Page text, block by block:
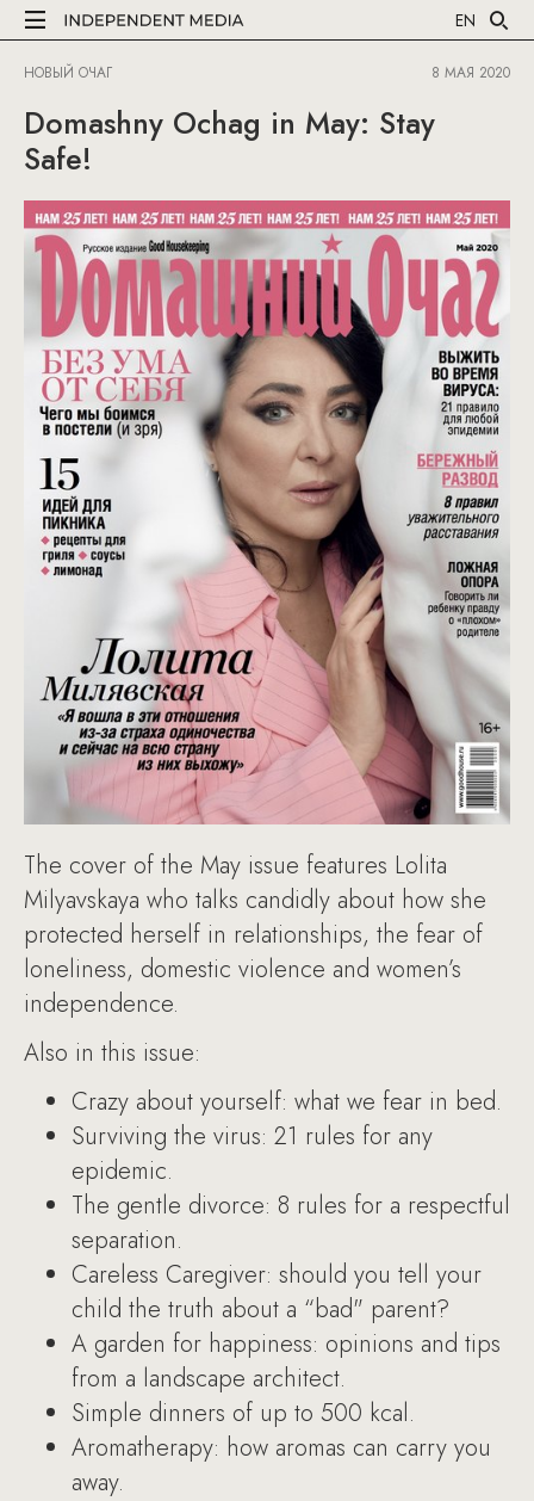
EN
НОВЫЙ ОЧАГ 8 МАЯ 2020
Domashny Ochag in May: Stay
Safe!
The cover of the May issue features Lolita
Milyavskaya who talks candidly about how she
protected herself in relationships, the fear of
loneliness, domestic violence and women’s
independence.
Also in this issue:
Crazy about yourself: what we fear in bed.
Surviving the virus: 21 rules for any
epidemic.
The gentle divorce: 8 rules for a respectful
separation.
Careless Caregiver: should you tell your
child the truth about a “bad" parent?
A garden for happiness: opinions and tips
from a landscape architect.
Simple dinners of up to 500 kcal.
Aromatherapy: how aromas can carry you
away.